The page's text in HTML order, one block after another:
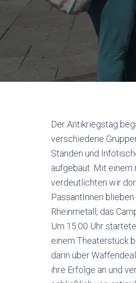
Der Antikriegstag
verschiedene
Ständen und
aufgebaut. Mit einem
verdeutlichten wir
PassantInnen
Rheinmetall, das
Um 15:00 Uhr
einem Theaterstück
darin über
ihre Erfolge an und